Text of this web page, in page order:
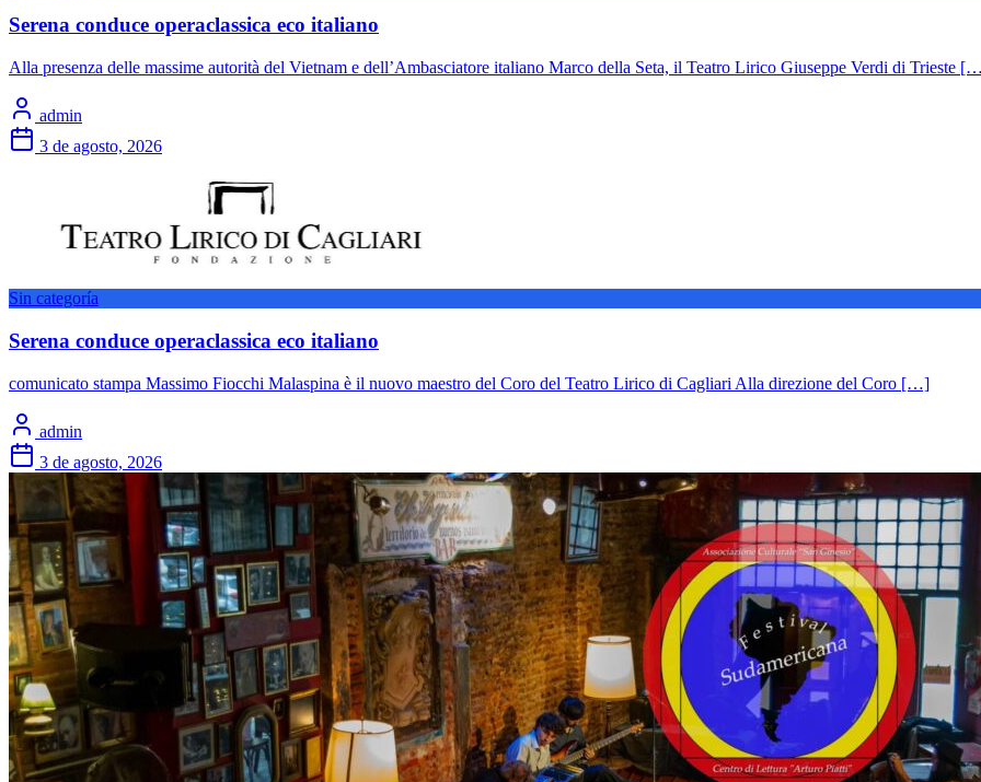
Serena conduce operaclassica eco italiano
Alla presenza delle massime autorità del Vietnam e dell’Ambasciatore italiano Marco della Seta, il Teatro Lirico Giuseppe Verdi di Trieste
admin
3 de agosto, 2026
Sin categoría
Serena conduce operaclassica eco italiano
comunicato stampa Massimo Fiocchi Malaspina è il nuovo maestro del Coro del Teatro Lirico di Cagliari Alla direzione del Coro […]
admin
3 de agosto, 2026